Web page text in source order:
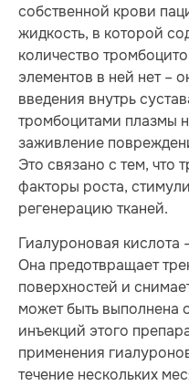
собственной крови
жидкость, в которой
количество
элементов в ней нет –
введения внутрь
тромбоцитами плазмы
заживление
Это связано с тем, что
факторы роста,
регенерацию тканей.
Гиалуроновая кислота
Она предотвращает
поверхностей и
может быть выполнена
инъекций этого
применения
течение нескольких